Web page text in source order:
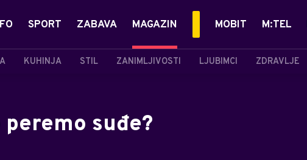
SPORT ZABAVA MAGAZIN
KUHINJA STIL ZANIMLJIVOSTI LJUBIMCI ZDRAVLJE
MOBIT M:TEL
suđe?